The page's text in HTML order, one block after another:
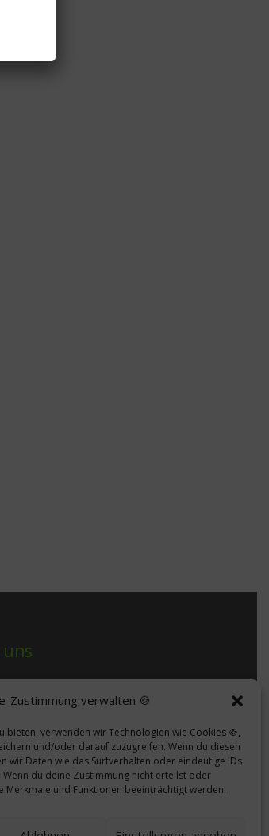
Zustimmung verwalten 🍪
bieten, verwenden wir Technologien wie Cookies 🍪,
und/oder darauf zuzugreifen. Wenn du diesen
wir Daten wie das Surfverhalten oder eindeutige IDs
du deine Zustimmung nicht erteilst oder
Merkmale und Funktionen beeinträchtigt werden.
uns